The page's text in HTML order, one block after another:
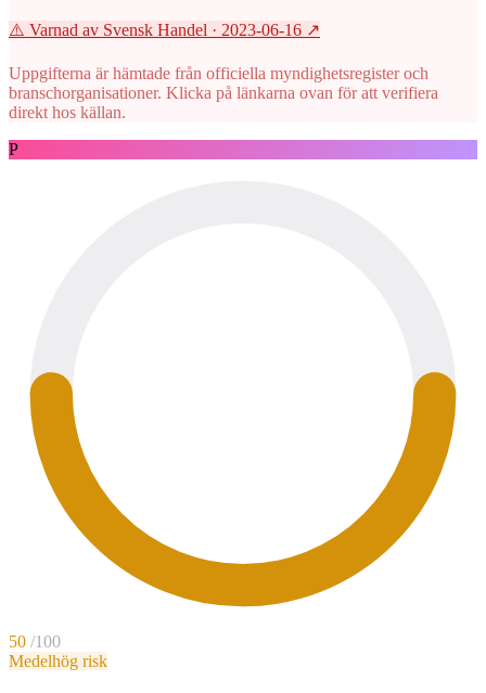
⚠️ Varnad av Svensk Handel · 2023-06-16 ↗
Uppgifterna är hämtade från officiella myndighetsregister och
branschorganisationer. Klicka på länkarna ovan för att verifiera
direkt hos källan.
P
50 /100
Medelhög risk